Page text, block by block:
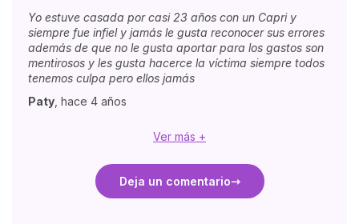
Yo estuve casada por casi 23 años con un Capri y
siempre fue infiel y jamás le gusta reconocer sus errores
además de que no le gusta aportar para los gastos son
mentirosos y les gusta hacerce la víctima siempre todos
tenemos culpa pero ellos jamás
Paty hace 4 años
Ver más +
Deja un comentario